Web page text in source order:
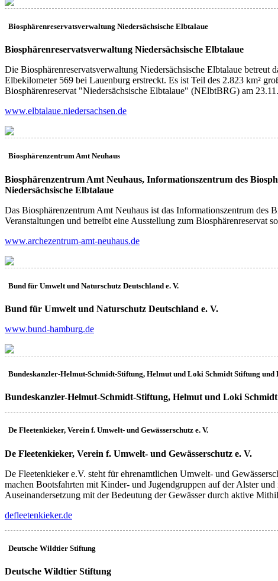
Biosphärenreservatsverwaltung Niedersächsische Elbtalaue
Biosphärenreservatsverwaltung Niedersächsische Elbtalaue
Die Biosphärenreservatsverwaltung Niedersächsische Elbtalaue
Elbekilometer 569 bei Lauenburg erstreckt. Es ist Teil des 2.823 km²
Biosphärenreservat "Niedersächsische Elbtalaue" (NElbtBRG) am
www.elbtalaue.niedersachsen.de
Biosphärenzentrum Amt Neuhaus
Biosphärenzentrum Amt Neuhaus, Informationszentrum des
Niedersächsische Elbtalaue
Das Biosphärenzentrum Amt Neuhaus ist das Informationszentrum des
Veranstaltungen und betreibt eine Ausstellung zum Biosphärenreservat
www.archezentrum-amt-neuhaus.de
Bund für Umwelt und Naturschutz Deutschland e. V.
Bund für Umwelt und Naturschutz Deutschland e. V.
www.bund-hamburg.de
Bundeskanzler-Helmut-Schmidt-Stiftung, Helmut und Loki Schmidt Stiftung und
Bundeskanzler-Helmut-Schmidt-Stiftung, Helmut und Loki
De Fleetenkieker, Verein f. Umwelt- und Gewässerschutz e. V.
De Fleetenkieker, Verein f. Umwelt- und Gewässerschutz e. V.
De Fleetenkieker e.V. steht für ehrenamtlichen Umwelt- und
machen Bootsfahrten mit Kinder- und Jugendgruppen auf der Alster
Auseinandersetzung mit der Bedeutung der Gewässer durch aktive
defleetenkieker.de
Deutsche Wildtier Stiftung
Deutsche Wildtier Stiftung